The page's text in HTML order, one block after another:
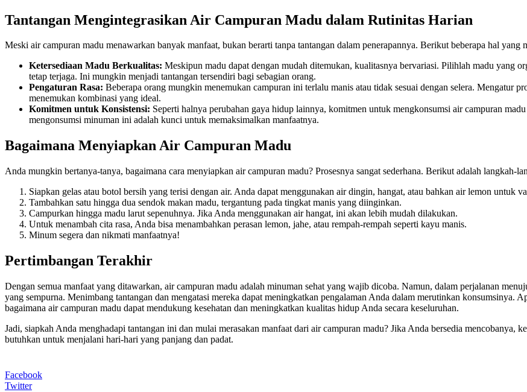
Tantangan Mengintegrasikan Air Campuran Madu dalam Rutinitas Harian
Meski air campuran madu menawarkan banyak manfaat, bukan berarti tanpa tantangan dalam penerapannya. Berikut beberapa hal
Ketersediaan Madu Berkualitas: Meskipun madu dapat dengan mudah ditemukan, kualitasnya bervariasi. Pilihlah madu yang
tetap terjaga. Ini mungkin menjadi tantangan tersendiri bagi sebagian orang.
Pengaturan Rasa: Beberapa orang mungkin menemukan campuran ini terlalu manis atau tidak sesuai dengan selera. Mengatur
menemukan kombinasi yang ideal.
Komitmen untuk Konsistensi: Seperti halnya perubahan gaya hidup lainnya, komitmen untuk mengkonsumsi air campuran
mengonsumsi minuman ini adalah kunci untuk memaksimalkan manfaatnya.
Bagaimana Menyiapkan Air Campuran Madu
Anda mungkin bertanya-tanya, bagaimana cara menyiapkan air campuran madu? Prosesnya sangat sederhana. Berikut adalah langkah-
Siapkan gelas atau botol bersih yang terisi dengan air. Anda dapat menggunakan air dingin, hangat, atau bahkan air lemon untuk
Tambahkan satu hingga dua sendok makan madu, tergantung pada tingkat manis yang diinginkan.
Campurkan hingga madu larut sepenuhnya. Jika Anda menggunakan air hangat, ini akan lebih mudah dilakukan.
Untuk menambah cita rasa, Anda bisa menambahkan perasan lemon, jahe, atau rempah-rempah seperti kayu manis.
Minum segera dan nikmati manfaatnya!
Pertimbangan Terakhir
Dengan semua manfaat yang ditawarkan, air campuran madu adalah minuman sehat yang wajib dicoba. Namun, dalam perjalanan
yang sempurna. Menimbang tantangan dan mengatasi mereka dapat meningkatkan pengalaman Anda dalam merutinkan konsumsinya.
bagaimana air campuran madu dapat mendukung kesehatan dan meningkatkan kualitas hidup Anda secara keseluruhan.
Jadi, siapkah Anda menghadapi tantangan ini dan mulai merasakan manfaat dari air campuran madu? Jika Anda bersedia mencobanya,
butuhkan untuk menjalani hari-hari yang panjang dan padat.
Facebook
Twitter